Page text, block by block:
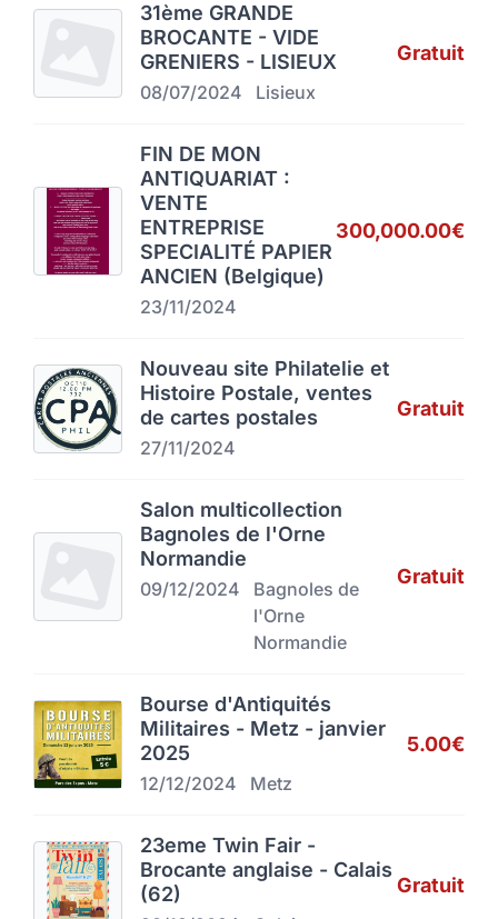
31ème GRANDE
BROCANTE - VIDE
GRENIERS - LISIEUX
08/07/2024 Lisieux
Gratuit
FIN DE MON
ANTIQUARIAT :
VENTE
ENTREPRISE
SPECIALITÉ PAPIER
ANCIEN (Belgique)
23/11/2024
300,000.00€
Nouveau site Philatelie et
Histoire Postale, ventes
de cartes postales
27/11/2024
Gratuit
Salon multicollection
Bagnoles de l'Orne
Normandie
09/12/2024
Bagnoles de
l'Orne
Normandie
Gratuit
Bourse d'Antiquités
Militaires - Metz - janvier
2025
12/12/2024 Metz
5.00€
23eme Twin Fair -
Brocante anglaise - Calais
(62)
Gratuit